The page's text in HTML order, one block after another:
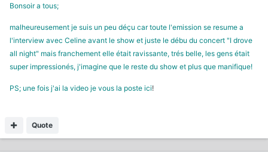
Bonsoir a tous;
malheureusement je suis un peu déçu car toute l'emission se resume a
l'interview avec Celine avant le show et juste le débu du concert "I drove
all night" mais franchement elle était ravissante, trés belle, les gens était
super impressionés, j'imagine que le reste du show et plus que manifique!
PS; une fois j'ai la video je vous la poste ici!
Quote